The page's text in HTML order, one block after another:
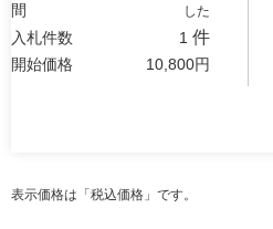
間
した
入札件数 1 件
開始価格 10,800円
表示価格は「税込価格」です。